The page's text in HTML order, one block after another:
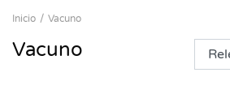
Inicio Vacuno
Vacuno